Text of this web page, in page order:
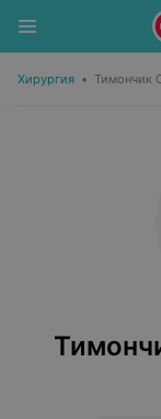
Хирургия • Тимончик